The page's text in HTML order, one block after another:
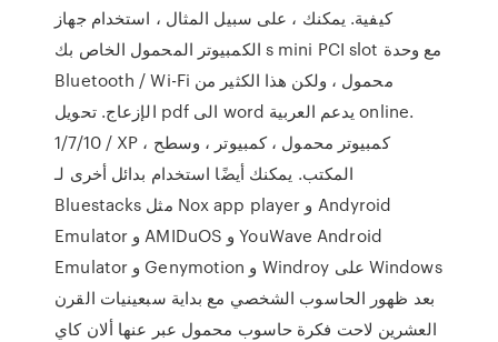
كيفية. يمكنك ، على سبيل المثال ، استخدام جهاز
الكمبيوتر المحمول الخاص بك s mini PCI slot مع وحدة
Bluetooth / Wi-Fi محمول ، ولكن هذا الكثير من
الإزعاج. تحويل pdf الى word يدعم العربية online.
1/7/10 / XP ، كمبيوتر محمول ، كمبيوتر ، وسطح
المكتب. يمكنك أيضًا استخدام بدائل أخرى لـ
Bluestacks مثل Nox app player و Andyroid
Emulator و AMIDuOS و YouWave Android
Emulator و Genymotion و Windroy على Windows
بعد ظهور الحاسوب الشخصي مع بداية سبعينيات القرن
العشرين لاحت فكرة حاسوب محمول عبر عنها ألان كاي